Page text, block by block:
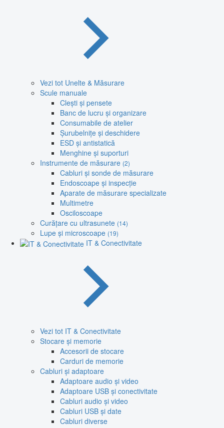
Vezi tot Unelte & Măsurare
Scule manuale
Clești și pensete
Banc de lucru și organizare
Consumabile de atelier
Șurubelnițe și deschidere
ESD și antistatică
Menghine și suporturi
Instrumente de măsurare (2)
Cabluri și sonde de măsurare
Endoscoape și inspecție
Aparate de măsurare specializate
Multimetre
Osciloscoape
Curățare cu ultrasunete (14)
Lupe și microscoape (19)
IT & Conectivitate
Vezi tot IT & Conectivitate
Stocare și memorie
Accesorii de stocare
Carduri de memorie
Cabluri și adaptoare
Adaptoare audio și video
Adaptoare USB și conectivitate
Cabluri audio și video
Cabluri USB și date
Cabluri diverse